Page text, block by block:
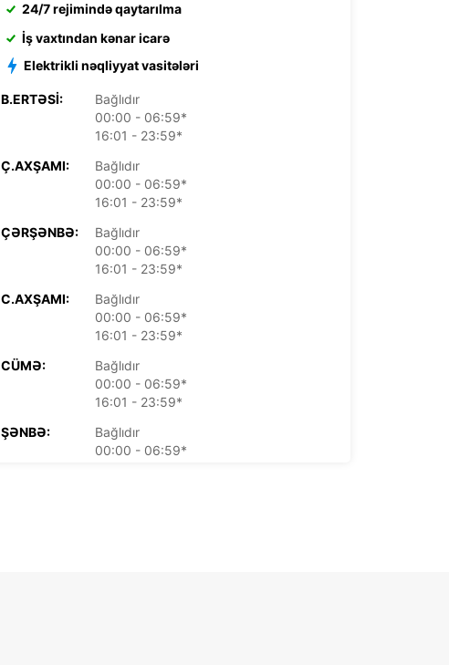
24/7 rejimində qaytarılma
İş vaxtından kənar icarə
Elektrikli nəqliyyat vasitələri
B.ERTƏSI:
Bağlıdır
00:00 - 06:59*
16:01 - 23:59*
Ç.AXŞAMI:
Bağlıdır
00:00 - 06:59*
16:01 - 23:59*
ÇƏRŞƏNBƏ:
Bağlıdır
00:00 - 06:59*
16:01 - 23:59*
C.AXŞAMI:
Bağlıdır
00:00 - 06:59*
16:01 - 23:59*
CÜMƏ:
Bağlıdır
00:00 - 06:59*
16:01 - 23:59*
ŞƏNBƏ:
Bağlıdır
00:00 - 06:59*